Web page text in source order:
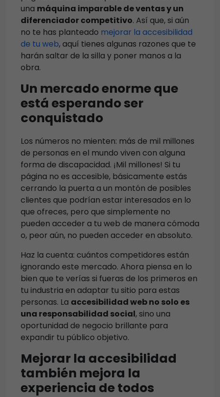
una máquina imparable de ventas y un
diferenciador competitivo. Así que, si aún
no te has planteado mejorar la accesibilidad
de tu web, aquí tienes algunas razones que te
harán saltar de la silla y poner manos a la
obra.
Un mercado enorme que
está esperando ser
conquistado
Los números no mienten: más de mil millones
de personas en el mundo viven con alguna
forma de discapacidad. ¡Mil millones! Si tu
página no es accesible, básicamente estás
cerrando la puerta a un montón de posibles
clientes que podrían estar interesados en lo
que ofreces, pero que simplemente no
pueden acceder a tu web de manera cómoda
o, peor aún, no pueden acceder en absoluto.
Haz la cuenta: cuántos competidores están
ignorando este mercado. Ahora piensa en lo
bien que te verías si fueras de los primeros en
tu industria en adaptar tu sitio para estas
personas. La accesibilidad web no solo es
una responsabilidad social, sino una
oportunidad de negocio brillante para
expandir tu público objetivo.
Mejorar la accesibilidad
también mejora la
experiencia de todos